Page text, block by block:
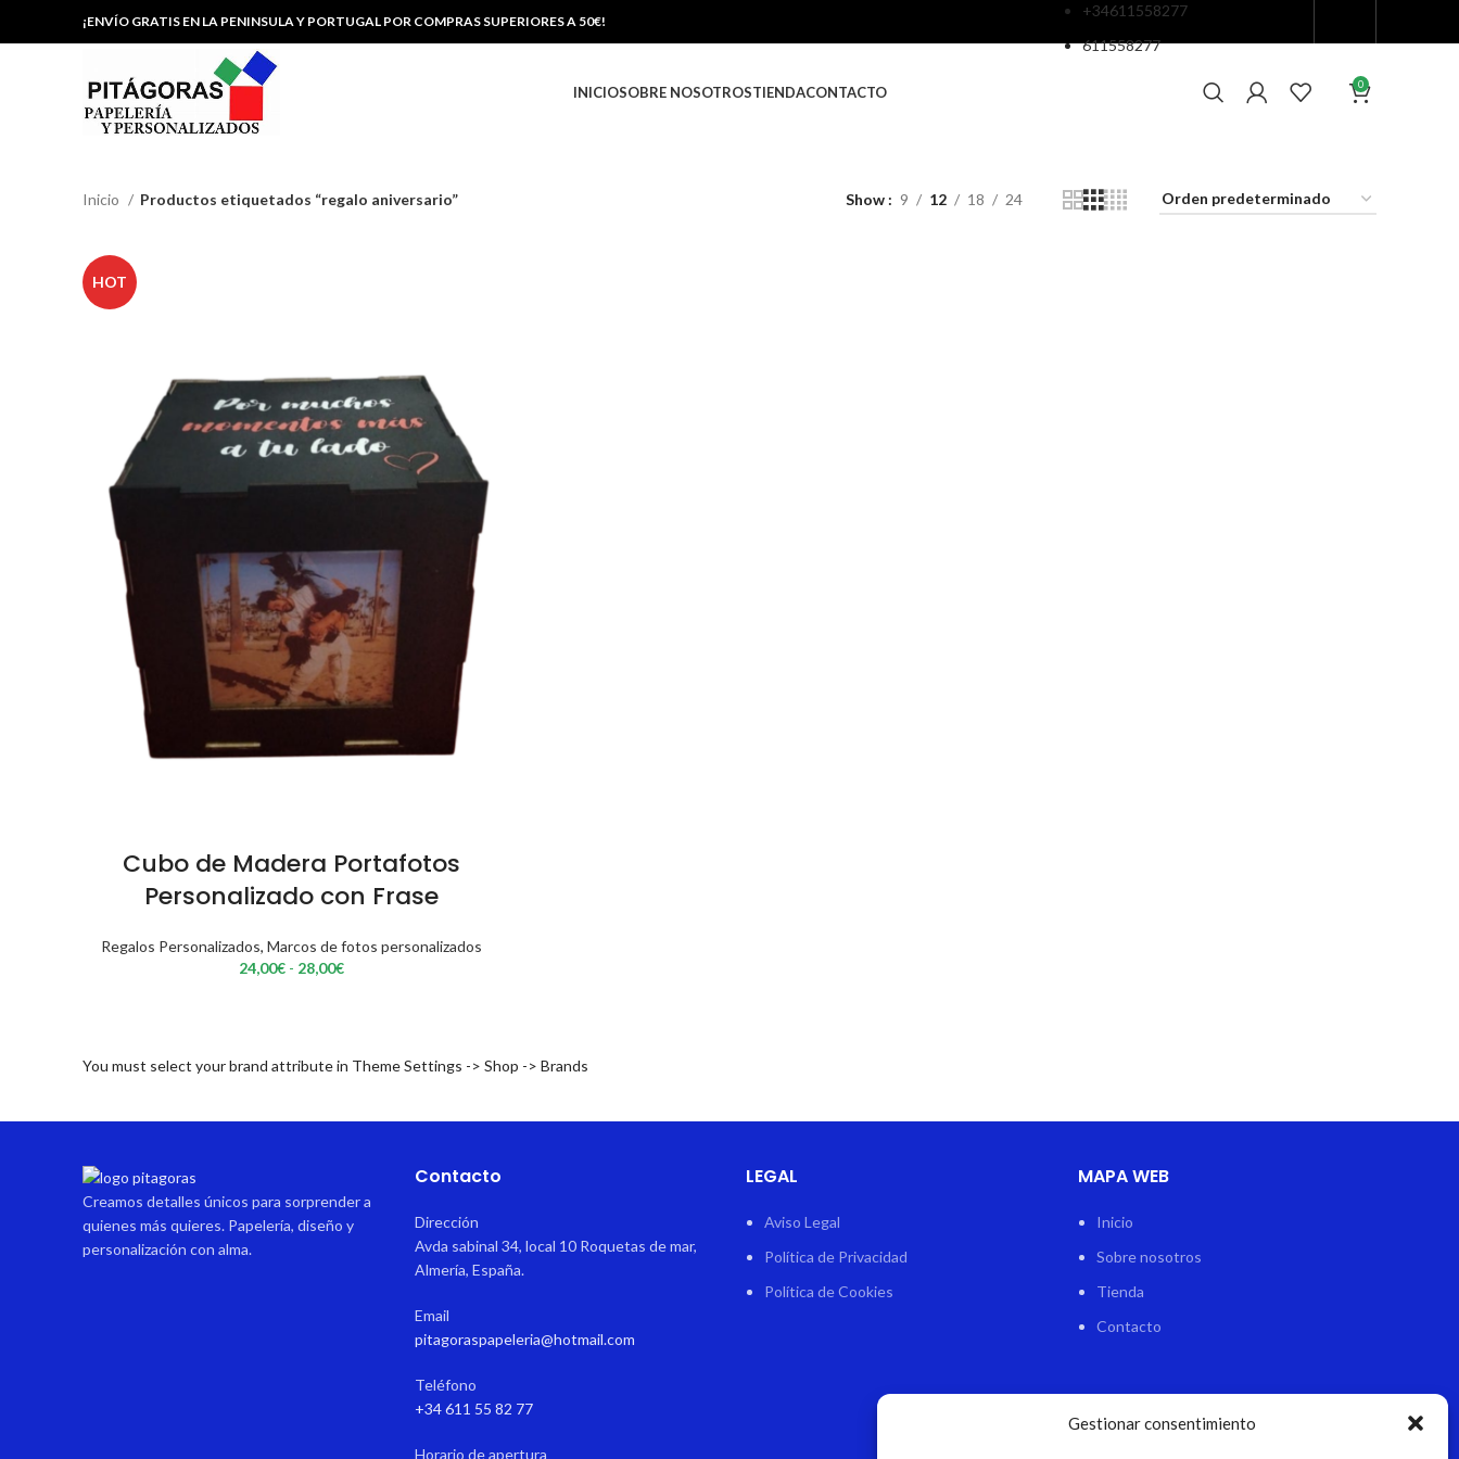
Gestionar consentimiento
¡ENVÍO GRATIS EN LA PENINSULA Y PORTUGAL POR COMPRAS SUPERIORES A 50€!
+34611558277
611558277
INICIOSOBRE NOSOTROSTIENDACONTACTO 0
Inicio Productos etiquetados “regalo aniversario” Show 9 12 18 24
HOT
Cubo de Madera Portafotos
Personalizado con Frase
Regalos Personalizados, Marcos de fotos personalizados
24,00€ - 28,00€Rango
hasta
You must select your brand attribute in Theme Settings -> Shop -> Brands
Creamos detalles únicos para sorprender a
quienes más quieres. Papelería, diseño y
personalización con alma.
Contacto
Dirección
Avda sabinal 34, local 10 Roquetas de mar,
Almería, España.
Email
pitagoraspapeleria@hotmail.com
Teléfono
+34 611 55 82 77
Horario de apertura
LEGAL
Aviso Legal
Política de Privacidad
Política de Cookies
MAPA WEB
Inicio
Sobre nosotros
Tienda
Contacto